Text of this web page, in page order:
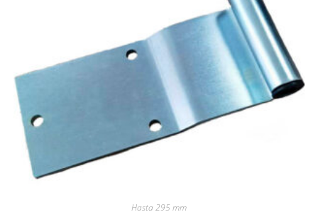
Hasta 295 mm